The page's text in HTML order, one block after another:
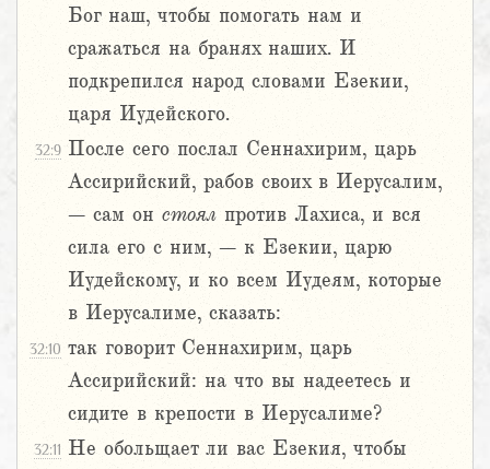
Бог наш, чтобы помогать нам и
сражаться на бранях наших. И
подкрепился народ словами Езекии,
царя Иудейского.
32:9 После сего послал Сеннахирим, царь
Ассирийский, рабов своих в Иерусалим,
– сам он стоял против Лахиса, и вся
сила его с ним, – к Езекии, царю
Иудейскому, и ко всем Иудеям, которые
в Иерусалиме, сказать:
32:10 так говорит Сеннахирим, царь
Ассирийский: на что вы надеетесь и
сидите в крепости в Иерусалиме?
32:11 Не обольщает ли вас Езекия, чтобы